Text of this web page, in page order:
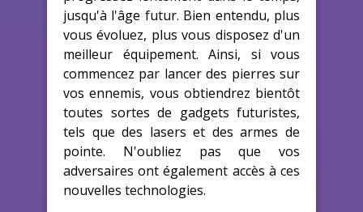
jusqu'à l'âge futur. Bien entendu, plus
vous évoluez, plus vous disposez d'un
meilleur équipement. Ainsi, si vous
commencez par lancer des pierres sur
vos ennemis, vous obtiendrez bientôt
toutes sortes de gadgets futuristes,
tels que des lasers et des armes de
pointe. N'oubliez pas que vos
adversaires ont également accès à ces
nouvelles technologies.